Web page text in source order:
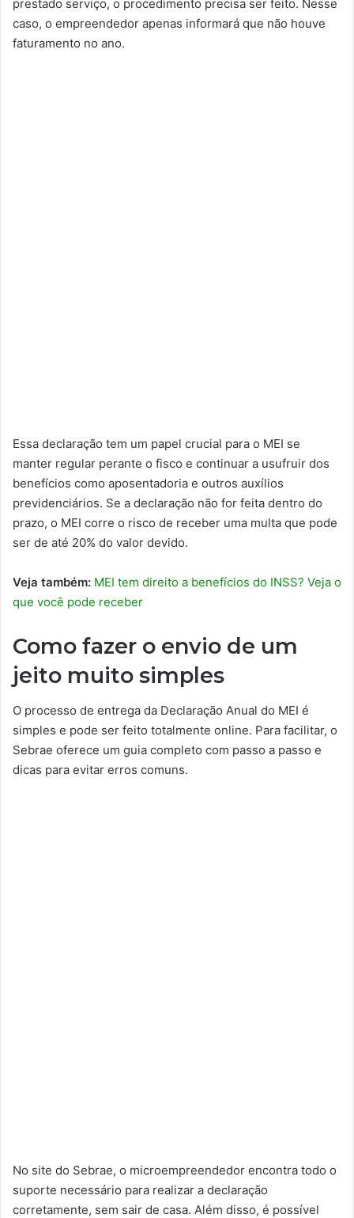
prestado serviço, o procedimento precisa ser feito. Nesse
caso, o empreendedor apenas informará que não houve
faturamento no ano.
Essa declaração tem um papel crucial para o MEI se
manter regular perante o fisco e continuar a usufruir dos
benefícios como aposentadoria e outros auxílios
previdenciários. Se a declaração não for feita dentro do
prazo, o MEI corre o risco de receber uma multa que pode
ser de até 20% do valor devido.
Veja também: MEI tem direito a benefícios do INSS? Veja o
que você pode receber
Como fazer o envio de um
jeito muito simples
O processo de entrega da Declaração Anual do MEI é
simples e pode ser feito totalmente online. Para facilitar, o
Sebrae oferece um guia completo com passo a passo e
dicas para evitar erros comuns.
No site do Sebrae, o microempreendedor encontra todo o
suporte necessário para realizar a declaração
corretamente, sem sair de casa. Além disso, é possível